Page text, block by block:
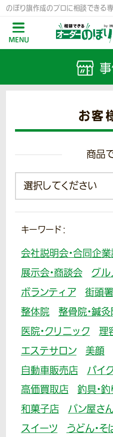
のぼり旗作成のプロに相談できる
MENU
お客
商品
キーワード：
会社説明会・合同企
展示会・商談会
グル
ボランティア
街頭
整体院
整骨院・鍼
医院・クリニック
理
エステサロン
美顔
自動車販売店
バイ
高価買取店
釣具・
和菓子店
パン屋さ
スイーツ
うどん・そ